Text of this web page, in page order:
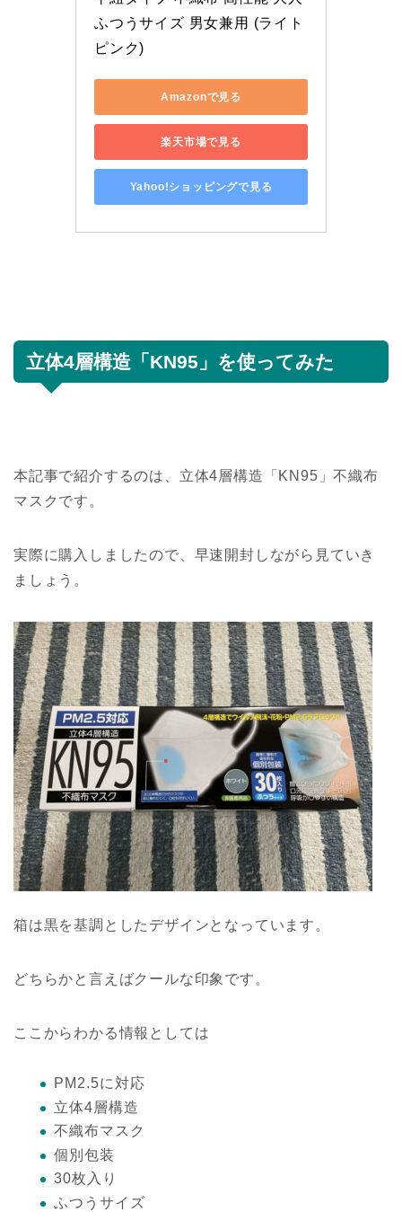
ふつうサイズ 男女兼用 (ライト
ピンク)
Amazonで見る
楽天市場で見る
Yahoo!ショッピングで見る
立体4層構造「KN95」を使ってみた
本記事で紹介するのは、立体4層構造「KN95」不織布
マスクです。
実際に購入しましたので、早速開封しながら見ていき
ましょう。
箱は黒を基調としたデザインとなっています。
どちらかと言えばクールな印象です。
ここからわかる情報としては
PM2.5に対応
立体4層構造
不織布マスク
個別包装
30枚入り
ふつうサイズ